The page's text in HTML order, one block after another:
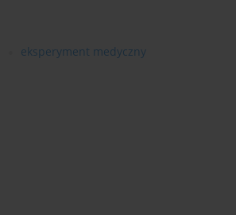
eksperyment medyczny